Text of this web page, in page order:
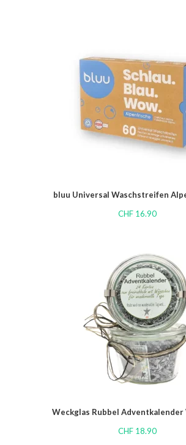
bluu Universal Waschstreifen
CHF16.90
Weckglas Rubbel Adventkalender
CHF18.90